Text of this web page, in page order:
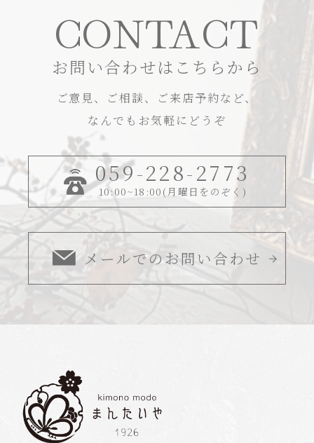
CONTACT
お問い合わせはこちらから
ご意見、ご相談、ご来店予約など、
なんでもお気軽にどうぞ
059-228-2773
10:00~18:00(月曜日をのぞく)
メールでのお問い合わせ